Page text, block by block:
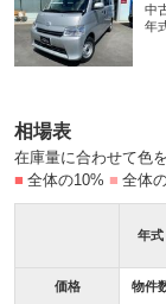
中
年
相場表
在庫量に合わせて色
■ 全体の10% ■ 全体
年式
価格 物件